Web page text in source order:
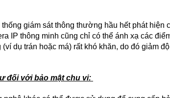
thống giám sát thông thường hầu hết phát hiện
IP thông minh cũng chỉ có thể ánh xạ các
(ví dụ trán hoặc má) rất khó khăn, do đó giảm
đối với bảo mật chu vi: